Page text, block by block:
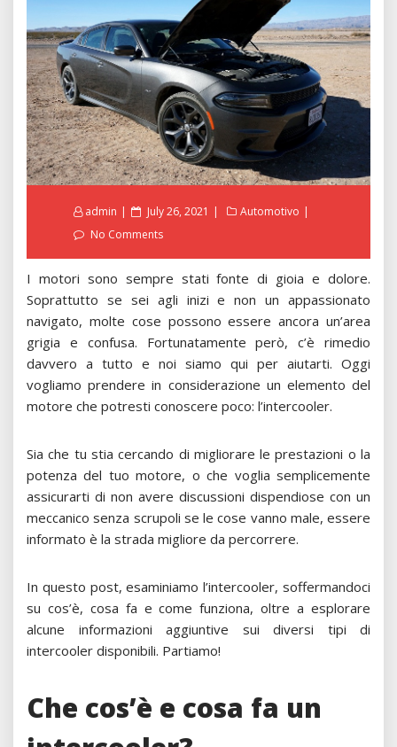
admin
Posted
July 26, 2021
Automotivo
No Comments
I motori sono sempre stati fonte di gioia e dolore.
Soprattutto se sei agli inizi e non un appassionato
navigato, molte cose possono essere ancora un’area
grigia e confusa. Fortunatamente però, c’è rimedio
davvero a tutto e noi siamo qui per aiutarti. Oggi
vogliamo prendere in considerazione un elemento del
motore che potresti conoscere poco: l’intercooler.
Sia che tu stia cercando di migliorare le prestazioni o la
potenza del tuo motore, o che voglia semplicemente
assicurarti di non avere discussioni dispendiose con un
meccanico senza scrupoli se le cose vanno male, essere
informato è la strada migliore da percorrere.
In questo post, esaminiamo l’intercooler, soffermandoci
su cos’è, cosa fa e come funziona, oltre a esplorare
alcune informazioni aggiuntive sui diversi tipi di
intercooler disponibili. Partiamo!
Che cos’è e cosa fa un